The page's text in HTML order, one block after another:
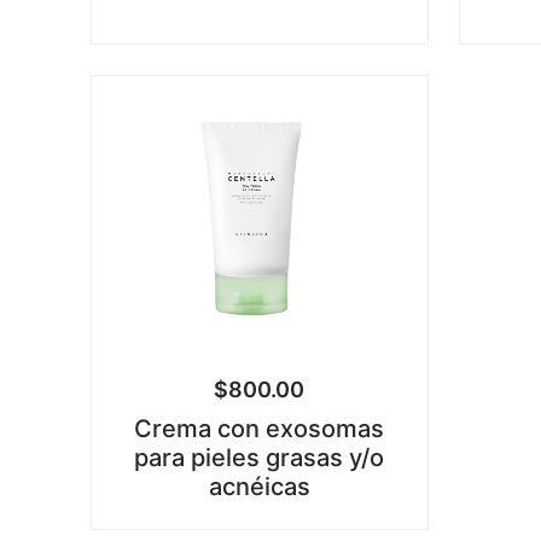
$800.00
Crema con exosomas
para pieles grasas y/o
acnéicas